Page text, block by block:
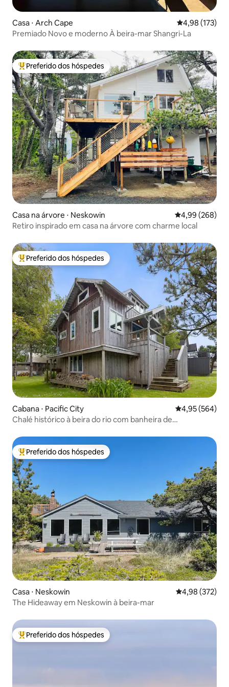
Casa ⋅ Arch Cape 4,98 de uma
4,98 (173)
Premiado Novo e moderno À beira-mar Shangri-La
Entre os melhores preferidos dos hóspedes
Preferido dos hóspedes
Casa na árvore ⋅ Neskowin 4,99 de uma
4,99 (268)
Retiro inspirado em casa na árvore com charme local
Entre os melhores preferidos dos hóspedes
Preferido dos hóspedes
Cabana ⋅ Pacific City 4,95 de uma
4,95 (564)
Chalé histórico à beira do rio com banheira de
Entre os melhores preferidos dos hóspedes
Preferido dos hóspedes
Casa ⋅ Neskowin 4,98 de uma
4,98 (372)
The Hideaway em Neskowin à beira-mar
Entre os melhores preferidos dos hóspedes
Preferido dos hóspedes